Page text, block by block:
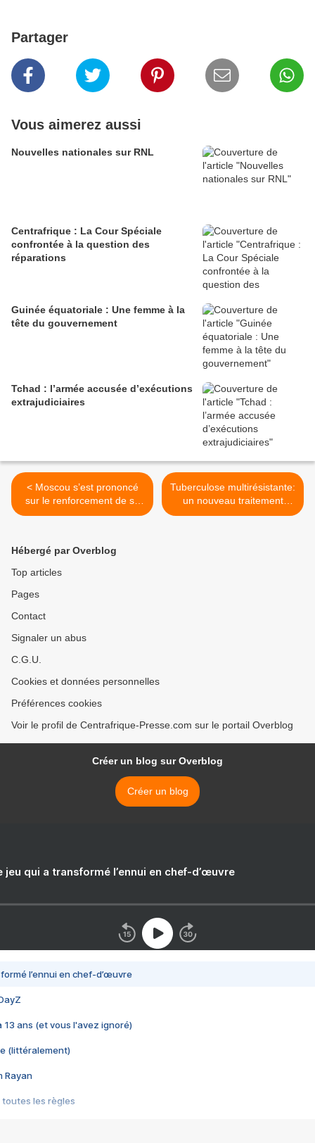
Partager
Vous aimerez aussi
Nouvelles nationales sur RNL
Centrafrique : La Cour Spéciale
confrontée à la question des
réparations
Guinée équatoriale : Une femme à la
tête du gouvernement
Tchad : l’armée accusée d’exécutions
extrajudiciaires
< Moscou s’est prononcé
sur le renforcement de sa
présence militaire en
Tuberculose multirésistante:
un nouveau traitement
bouleverse la donne
Hébergé par Overblog
Top articles
Pages
Contact
Signaler un abus
C.G.U.
Cookies et données personnelles
Préférences cookies
Voir le profil de Centrafrique-Presse.com sur le portail Overblog
Créer un blog sur Overblog
Créer un blog
jeu qui a transformé l’ennui en chef-d’œuvre
l’ennui en chef-d’œuvre
13 ans (et vous l'avez ignoré)
(littéralement)
Rayan
toutes les règles